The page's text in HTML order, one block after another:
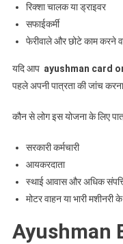
रिक्शा चालक या ड्राइवर
सफाईकर्मी
फेरीवाले और छोटे काम करने
यदि आप ayushman card
पहले अपनी पात्रता की जांच
कौन से लोग इस योजना के लिए
सरकारी कर्मचारी
आयकरदाता
स्थाई आवास और अधिक संपत्ति
मोटर वाहन या भारी मशीनरी
Ayushman